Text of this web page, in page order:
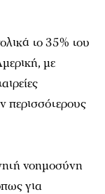
το 35% του
με
περισσότερους
νοημοσύνη
για